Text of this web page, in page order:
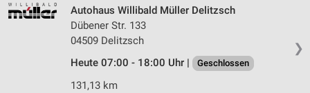
❯
Autohaus Willibald Müller Delitzsch
Dübener Str. 133
04509 Delitzsch
Heute 07:00 - 18:00 Uhr |
Geschlossen
131,13 km